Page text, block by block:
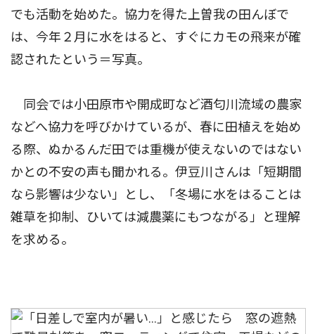
でも活動を始めた。協力を得た上曽我の田んぼで
は、今年２月に水をはると、すぐにカモの飛来が確
認されたという＝写真。
同会では小田原市や開成町など酒匂川流域の農家
などへ協力を呼びかけているが、春に田植えを始め
る際、ぬかるんだ田では重機が使えないのではない
かとの不安の声も聞かれる。伊豆川さんは「短期間
なら影響は少ない」とし、「冬場に水をはることは
雑草を抑制、ひいては減農薬にもつながる」と理解
を求める。